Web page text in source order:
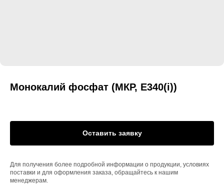
Монокалий фосфат (МКР, E340(i))
Оставить заявку
Для получения более подробной информации о продукции, условиях
поставки и для оформления заказа, обращайтесь к нашим
менеджерам.